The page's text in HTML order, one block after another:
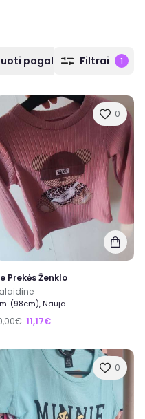
pagal Filtrai 1
0
Prekės Ženklo
(98cm), Nauja
11,17€
0